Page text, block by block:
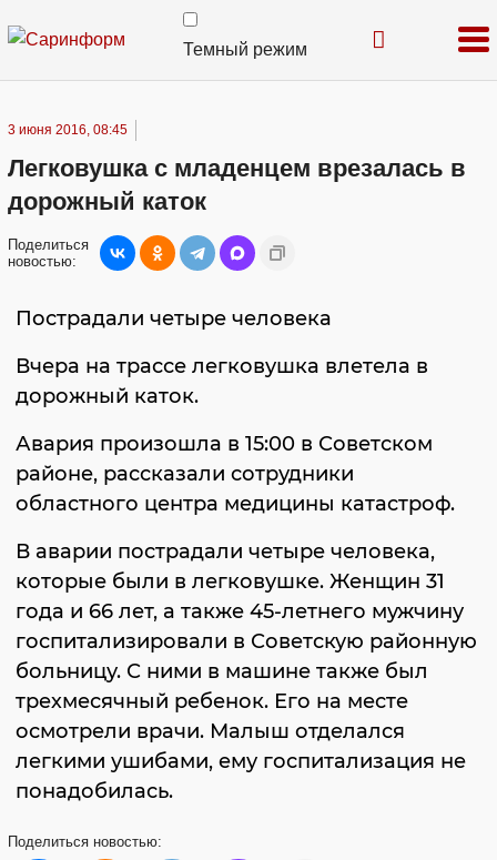
Темный режим
3 июня 2016, 08:45
Легковушка с младенцем врезалась в
дорожный каток
Поделиться
новостью:
Пострадали четыре человека
Вчера на трассе легковушка влетела в
дорожный каток.
Авария произошла в 15:00 в Советском
районе, рассказали сотрудники
областного центра медицины катастроф.
В аварии пострадали четыре человека,
которые были в легковушке. Женщин 31
года и 66 лет, а также 45-летнего мужчину
госпитализировали в Советскую районную
больницу. С ними в машине также был
трехмесячный ребенок. Его на месте
осмотрели врачи. Малыш отделался
легкими ушибами, ему госпитализация не
понадобилась.
Поделиться новостью: